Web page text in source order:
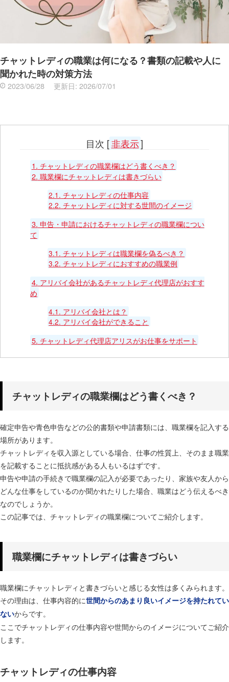
チャットレディの職業は何になる？書類の記載や人に
聞かれた時の対策方法
2023/06/28 更新日: 2026/07/01
目次 [非表示]
1. チャットレディの職業欄はどう書くべき？
2. 職業欄にチャットレディは書きづらい
2.1. チャットレディの仕事内容
2.2. チャットレディに対する世間のイメージ
3. 申告・申請におけるチャットレディの職業欄につい
て
3.1. チャットレディは職業欄を偽るべき？
3.2. チャットレディにおすすめの職業例
4. アリバイ会社があるチャットレディ代理店がおすす
め
4.1. アリバイ会社とは？
4.2. アリバイ会社ができること
5. チャットレディ代理店アリスがお仕事をサポート
チャットレディの職業欄はどう書くべき？
確定申告や青色申告などの公的書類や申請書類には、職業欄を記入する
場所があります。
チャットレディを収入源としている場合、仕事の性質上、そのまま職業
を記載することに抵抗感がある人もいるはずです。
申告や申請の手続きで職業欄の記入が必要であったり、家族や友人から
どんな仕事をしているのか聞かれたりした場合、職業はどう伝えるべき
なのでしょうか。
この記事では、チャットレディの職業欄についてご紹介します。
職業欄にチャットレディは書きづらい
職業欄にチャットレディと書きづらいと感じる女性は多くみられます。
その理由は、仕事内容的に世間からのあまり良いイメージを持たれてい
ないからです。
ここでチャットレディの仕事内容や世間からのイメージについてご紹介
します。
チャットレディの仕事内容